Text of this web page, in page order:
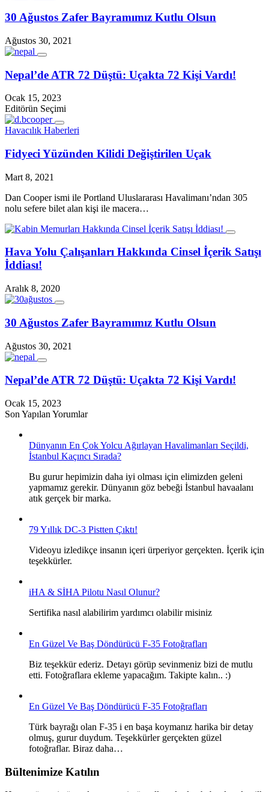
30 Ağustos Zafer Bayramımız Kutlu Olsun
Ağustos 30, 2021
Nepal’de ATR 72 Düştü: Uçakta 72 Kişi Vardı!
Ocak 15, 2023
Editörün Seçimi
Havacılık Haberleri
Fidyeci Yüzünden Kilidi Değiştirilen Uçak
Mart 8, 2021
Dan Cooper ismi ile Portland Uluslararası Havalimanı’ndan 305
nolu sefere bilet alan kişi ile macera…
Hava Yolu Çalışanları Hakkında Cinsel İçerik Satışı
İddiası!
Aralık 8, 2020
30 Ağustos Zafer Bayramımız Kutlu Olsun
Ağustos 30, 2021
Nepal’de ATR 72 Düştü: Uçakta 72 Kişi Vardı!
Ocak 15, 2023
Son Yapılan Yorumlar
Dünyanın En Çok Yolcu Ağırlayan Havalimanları Seçildi,
İstanbul Kaçıncı Sırada?
Bu gurur hepimizin daha iyi olması için elimizden geleni
yapmamız gerekir. Dünyanın göz bebeği İstanbul havaalanı
atık gerçek bir marka.
79 Yıllık DC-3 Pistten Çıktı!
Videoyu izledikçe insanın içeri ürperiyor gerçekten. İçerik için
teşekkürler.
iHA & SİHA Pilotu Nasıl Olunur?
Sertifika nasıl alabilirim yardımcı olabilir misiniz
En Güzel Ve Baş Döndürücü F-35 Fotoğrafları
Biz teşekkür ederiz. Detayı görüp sevinmeniz bizi de mutlu
etti. Fotoğraflara ekleme yapacağım. Takipte kalın.. :)
En Güzel Ve Baş Döndürücü F-35 Fotoğrafları
Türk bayrağı olan F-35 i en başa koymanız harika bir detay
olmuş, gurur duydum. Teşekkürler gerçekten güzel
fotoğraflar. Biraz daha…
Bültenimize Katılın